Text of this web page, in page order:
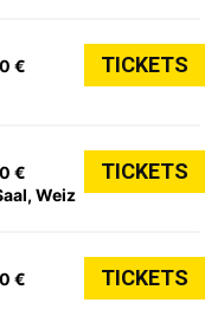
€ TICKETS
Weiz
€ TICKETS
€ TICKETS